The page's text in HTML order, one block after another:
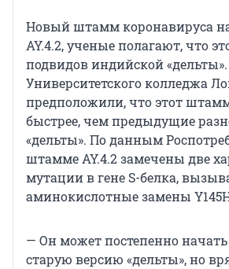
Новый штамм коронавируса
AY.4.2, ученые полагают, что
подвидов индийской
Университетского колледжа
предположили, что этот штамм
быстрее, чем предыдущие
«дельты». По данным
штамме AY.4.2 замечены две
мутации в гене S-белка,
аминокислотные замены
— Он может постепенно
старую версию «дельты», но